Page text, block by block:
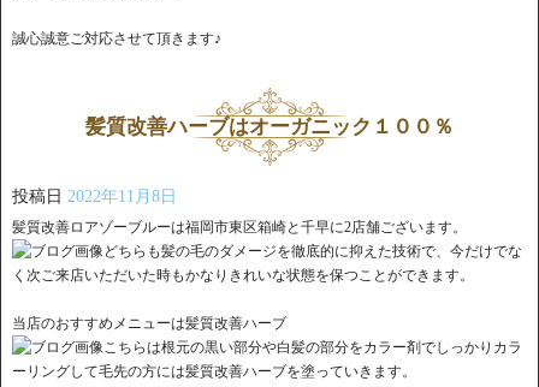
誠心誠意ご対応させて頂きます♪
髪質改善ハーブはオーガニック１００％
投稿日 2022年11月8日
髪質改善ロアゾーブルーは福岡市東区箱崎と千早に2店舗ございます。
どちらも髪の毛のダメージを徹底的に抑えた技術で、今だけでな
く次ご来店いただいた時もかなりきれいな状態を保つことができます。
当店のおすすめメニューは髪質改善ハーブ
こちらは根元の黒い部分や白髪の部分をカラー剤でしっかりカラ
ーリングして毛先の方には髪質改善ハーブを塗っていきます。